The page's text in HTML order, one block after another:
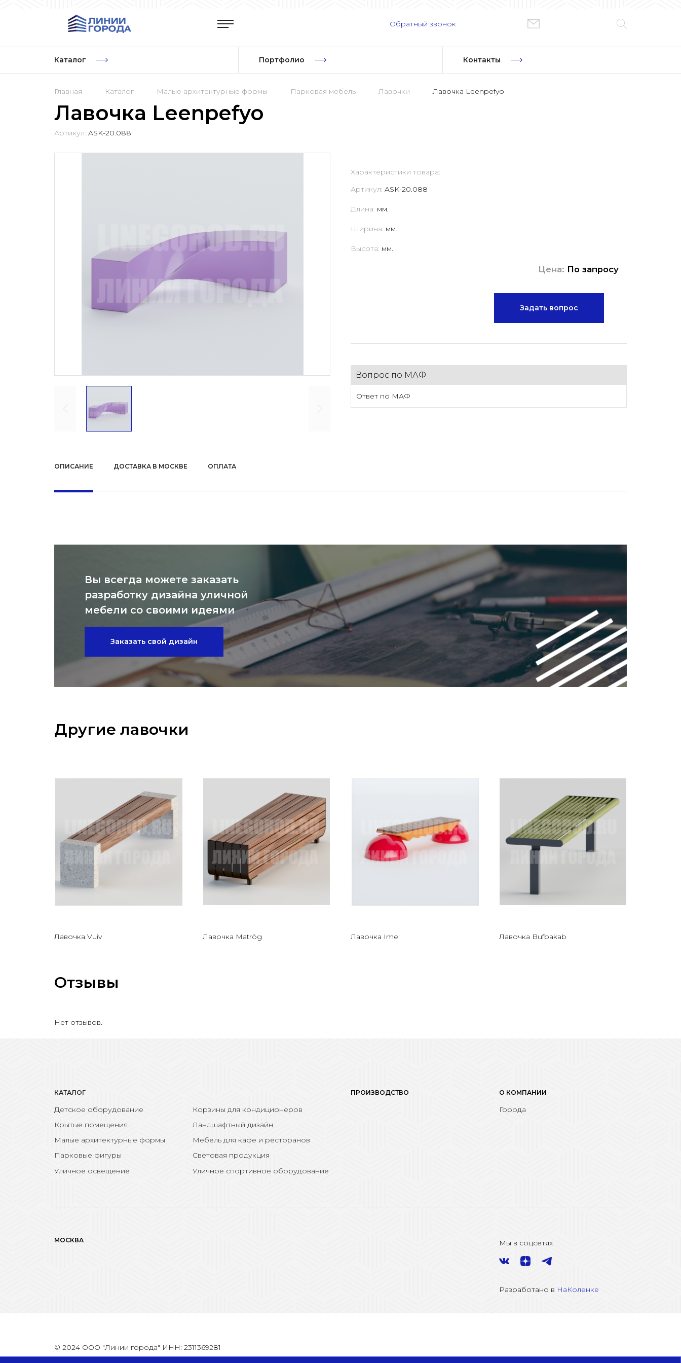
Обратный звонок
Каталог Портфолио Контакты
Главная Каталог Малые архитектурные формы Парковая мебель Лавочки Лавочка Leenpefyo
Лавочка Leenpefyo
Артикул: ASK-20.088
Характеристики товара:
Артикул: ASK-20.088
Длина: мм.
Ширина: мм.
Высота: мм.
Цена: По запросу
Задать вопрос
Вопрос по МАФ
Ответ по МАФ
ОПИСАНИЕ ДОСТАВКА В МОСКВЕ ОПЛАТА
Вы всегда можете заказать
разработку дизайна уличной
мебели со своими идеями
Заказать свой дизайн
Другие лавочки
Лавочка Vuiv Лавочка Matrög Лавочка Ime Лавочка Bufbakab
Отзывы
Нет отзывов.
КАТАЛОГ
Детское оборудование
Корзины для кондиционеров
Крытые помещения
Ландшафтный дизайн
Малые архитектурные формы
Мебель для кафе и ресторанов
Парковые фигуры
Световая продукция
Уличное освещение
Уличное спортивное оборудование
ПРОИЗВОДСТВО О КОМПАНИИ
Города
МОСКВА Мы в соцсетях
Разработано в НаКоленке
© 2024 ООО "Линии города" ИНН: 2311369281